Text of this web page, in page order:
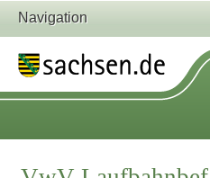
Navigation